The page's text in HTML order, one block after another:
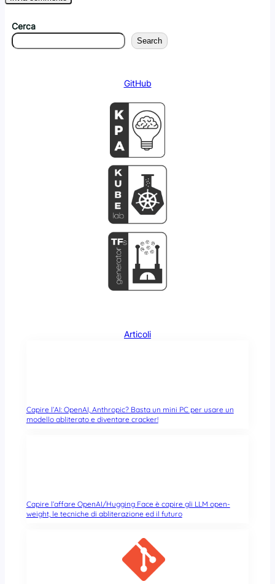
Cerca
Search
GitHub
Articoli
Capire l’AI: OpenAI, Anthropic? Basta un mini PC per usare un
modello abliterato e diventare cracker!
Capire l’affare OpenAI/Hugging Face è capire gli LLM open-
weight, le tecniche di abliterazione ed il futuro